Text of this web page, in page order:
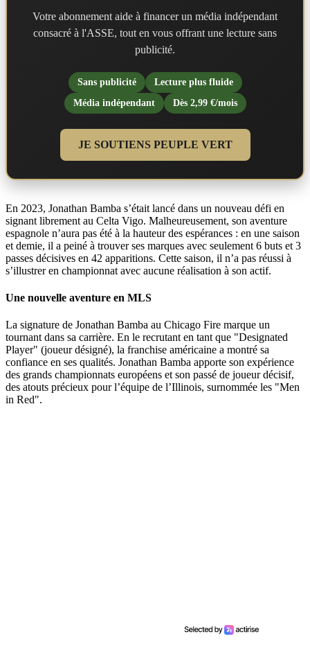
Votre abonnement aide à financer un média indépendant
consacré à l'ASSE, tout en vous offrant une lecture sans
publicité.
Sans publicité
Lecture plus fluide
Média indépendant
Dès 2,99 €/mois
JE SOUTIENS PEUPLE VERT
En 2023, Jonathan Bamba s’était lancé dans un nouveau défi en
signant librement au Celta Vigo. Malheureusement, son aventure
espagnole n’aura pas été à la hauteur des espérances : en une saison
et demie, il a peiné à trouver ses marques avec seulement 6 buts et 3
passes décisives en 42 apparitions. Cette saison, il n’a pas réussi à
s’illustrer en championnat avec aucune réalisation à son actif.
Une nouvelle aventure en MLS
La signature de Jonathan Bamba au Chicago Fire marque un
tournant dans sa carrière. En le recrutant en tant que "Designated
Player" (joueur désigné), la franchise américaine a montré sa
confiance en ses qualités. Jonathan Bamba apporte son expérience
des grands championnats européens et son passé de joueur décisif,
des atouts précieux pour l’équipe de l’Illinois, surnommée les "Men
in Red".